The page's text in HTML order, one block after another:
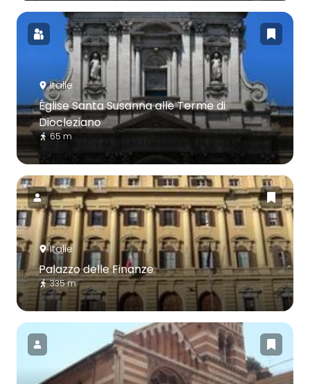
Italie
Église Santa Susanna alle Terme di
Diocleziano
65 m
Italie
Palazzo delle Finanze
335 m